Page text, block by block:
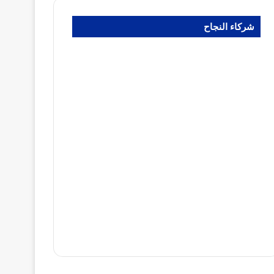
شركاء النجاح